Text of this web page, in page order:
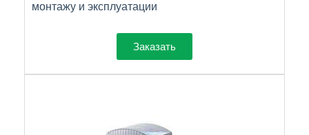
монтажу и эксплуатации
Заказать